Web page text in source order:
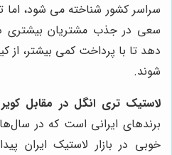
سراسر کشور شناخته می شود، اما
سعی در جذب مشتریان بیشتری
دهد تا با پرداخت کمی بیشتر، از
شوند.
لاستیک تری انگل در مقابل کویر
برندهای ایرانی است که در
خوبی در بازار لاستیک ایران